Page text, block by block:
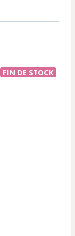
FIN DE STOCK